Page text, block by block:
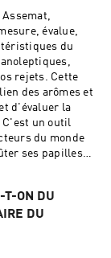
Assemat,
évalue,
du
Cette
des arômes et
d'évaluer la
C'est un outil
du monde
ses papilles
les
étapes post-
T-ON DU
DU